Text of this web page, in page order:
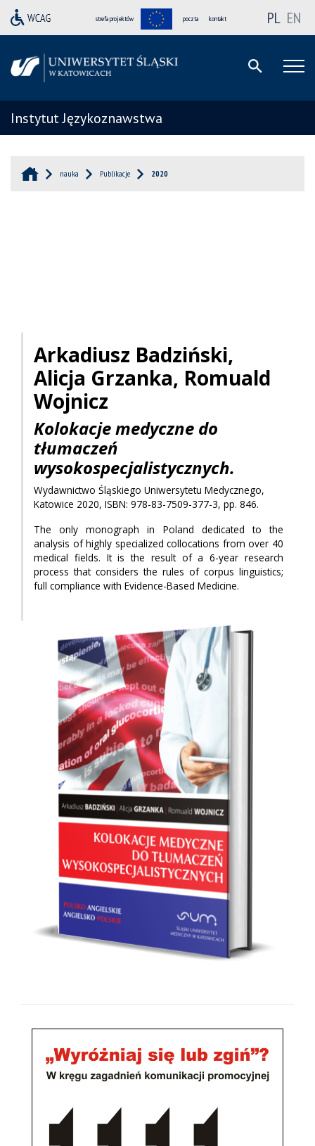
strefa projektów poczta kontakt PL EN
Instytut Językoznawstwa
nauka Publikacje 2020
Arkadiusz Badziński,
Alicja Grzanka, Romuald
Wojnicz
Kolokacje medyczne do
tłumaczeń
wysokospecjalistycznych.
Wydawnictwo Śląskiego Uniwersytetu Medycznego,
Katowice 2020, ISBN: 978-83-7509-377-3, pp. 846.
The only monograph in Poland dedicated to the
analysis of highly specialized collocations from over 40
medical fields. It is the result of a 6-year research
process that considers the rules of corpus linguistics;
full compliance with Evidence-Based Medicine.